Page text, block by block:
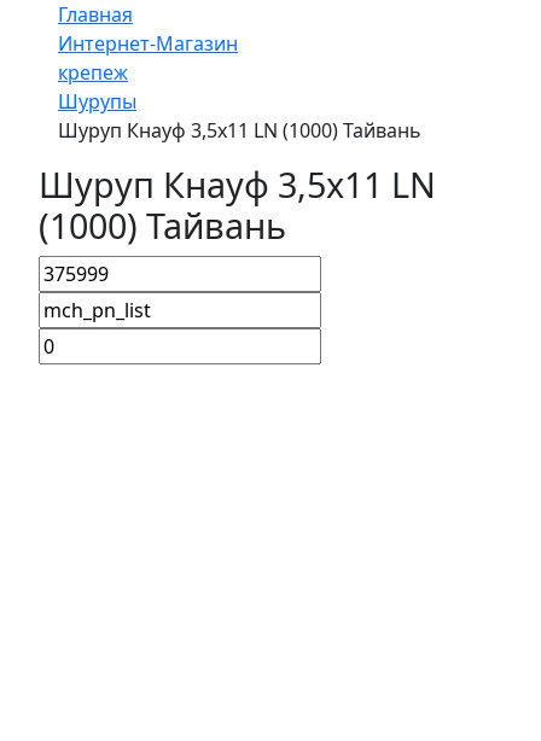
Главная
Интернет-Магазин
крепеж
Шурупы
Шуруп Кнауф 3,5х11 LN (1000) Тайвань
Шуруп Кнауф 3,5х11 LN
(1000) Тайвань